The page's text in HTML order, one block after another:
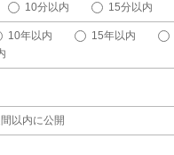
10分以内 15分以内
10年以内 15年以内
以内に公開